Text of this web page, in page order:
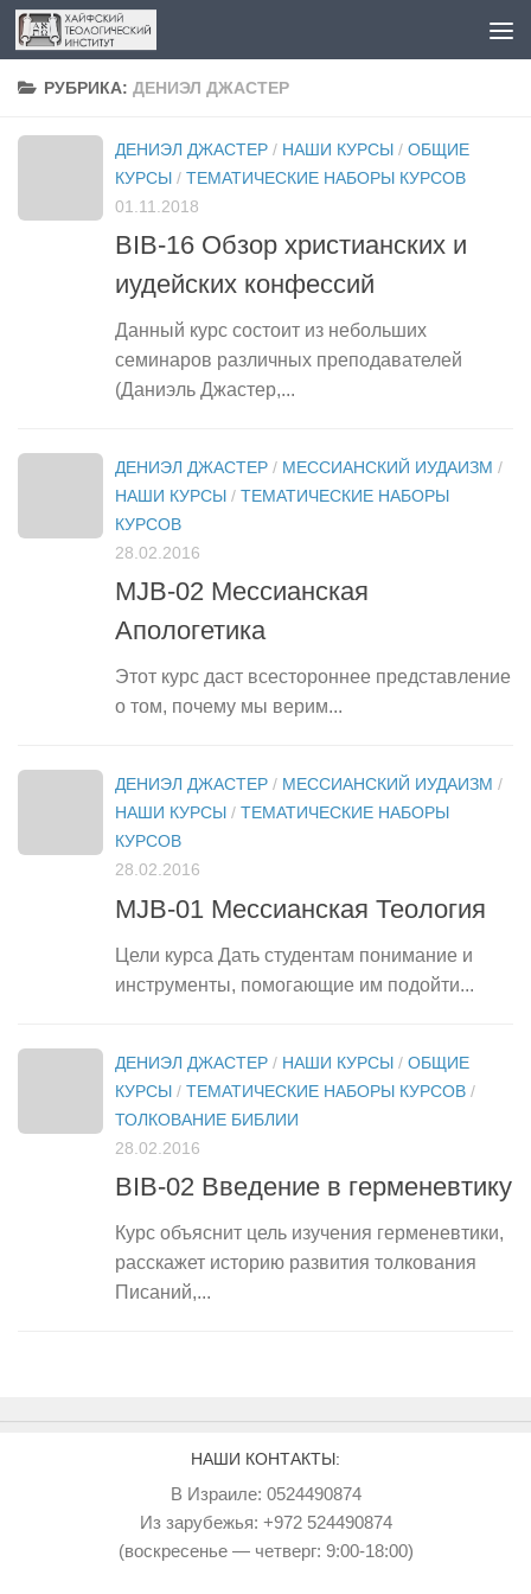
Перейти к содержимому
РУБРИКА: ДЕНИЭЛ ДЖАСТЕР
ДЕНИЭЛ ДЖАСТЕР / НАШИ КУРСЫ / ОБЩИЕ
КУРСЫ / ТЕМАТИЧЕСКИЕ НАБОРЫ КУРСОВ
01.11.2018
BIB-16 Обзор христианских и
иудейских конфессий
Данный курс состоит из небольших
семинаров различных преподавателей
(Даниэль Джастер,...
ДЕНИЭЛ ДЖАСТЕР / МЕССИАНСКИЙ ИУДАИЗМ /
НАШИ КУРСЫ / ТЕМАТИЧЕСКИЕ НАБОРЫ
КУРСОВ
28.02.2016
MJB-02 Мессианская
Апологетика
Этот курс даст всестороннее представление
о том, почему мы верим...
ДЕНИЭЛ ДЖАСТЕР / МЕССИАНСКИЙ ИУДАИЗМ /
НАШИ КУРСЫ / ТЕМАТИЧЕСКИЕ НАБОРЫ
КУРСОВ
28.02.2016
MJB-01 Мессианская Теология
Цели курса Дать студентам понимание и
инструменты, помогающие им подойти...
ДЕНИЭЛ ДЖАСТЕР / НАШИ КУРСЫ / ОБЩИЕ
КУРСЫ / ТЕМАТИЧЕСКИЕ НАБОРЫ КУРСОВ /
ТОЛКОВАНИЕ БИБЛИИ
28.02.2016
BIB-02 Введение в герменевтику
Курс объяснит цель изучения герменевтики,
расскажет историю развития толкования
Писаний,...
НАШИ КОНТАКТЫ:
В Израиле: 0524490874
Из зарубежья: +972 524490874
(воскресенье — четверг: 9:00-18:00)